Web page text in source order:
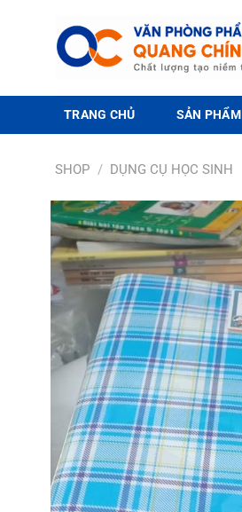
TRANG CHỦ SẢN PHẨM
SHOP / DỤNG CỤ HỌC SINH